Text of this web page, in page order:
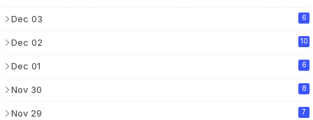
Dec 03 6
Dec 02 10
Dec 01 6
Nov 30 8
Nov 29 7